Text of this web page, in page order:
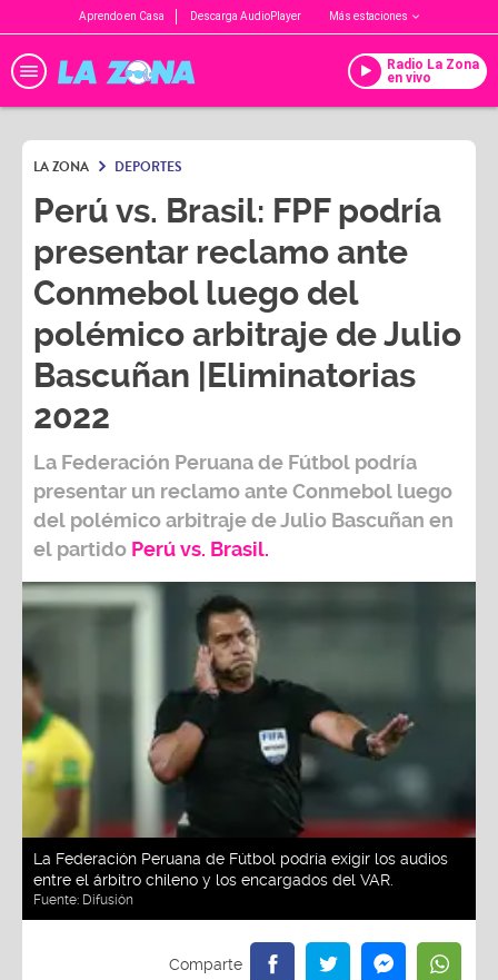
Aprendo en Casa Descarga AudioPlayer Más estaciones
Radio La Zona
en vivo
LA ZONA DEPORTES
Perú vs. Brasil: FPF podría
presentar reclamo ante
Conmebol luego del
polémico arbitraje de Julio
Bascuñan |Eliminatorias
2022
La Federación Peruana de Fútbol podría
presentar un reclamo anteConmebol luego
del polémico arbitraje deJulio Bascuñan en
el partido Perú vs. Brasil.
La Federación Peruana de Fútbol podría exigir los audios
entre el árbitro chileno y los encargados del VAR.
Fuente: Difusión